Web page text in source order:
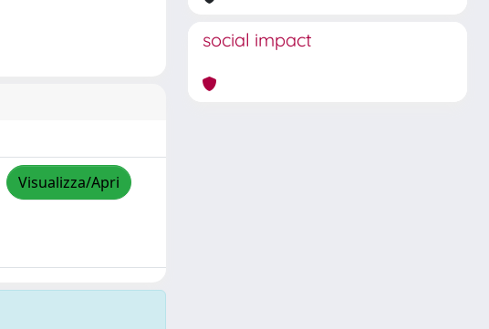
Visualizza/Apri
social impact